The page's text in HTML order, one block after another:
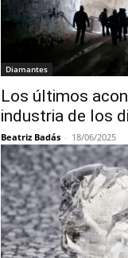
Diamantes
Los últimos
industria de los
Beatriz Badás - 18/06/2025